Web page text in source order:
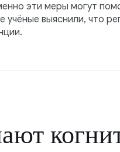
эти меры могут
выяснили, что